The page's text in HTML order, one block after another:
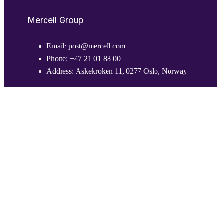
Mercell Group
Email: post@mercell.com
Phone: +47 21 01 88 00
Address: Askekroken 11, 0277 Oslo, Norway